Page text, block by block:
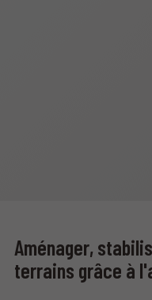
Aménager,
terrains grâce à